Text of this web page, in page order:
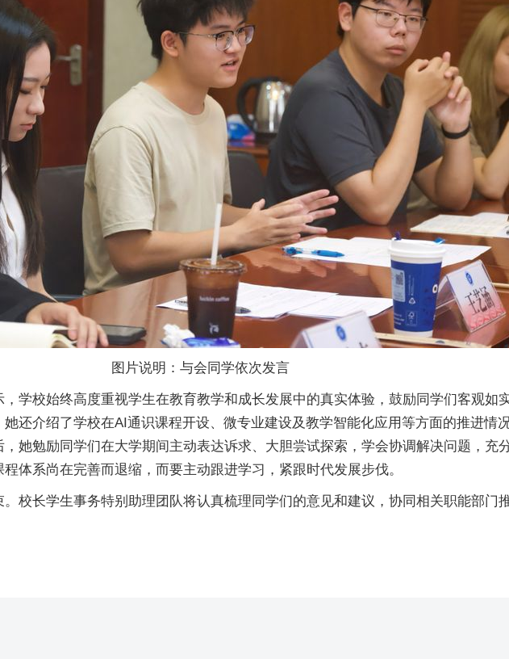
图片说明：与会同学依次发言
学校始终高度重视学生在教育教学和成长发展中的真实体验，鼓励同学们客观如
还介绍了学校在AI通识课程开设、微专业建设及教学智能化应用等方面的推进情
她勉励同学们在大学期间主动表达诉求、大胆尝试探索，学会协调解决问题，充
体系尚在完善而退缩，而要主动跟进学习，紧跟时代发展步伐。
校长学生事务特别助理团队将认真梳理同学们的意见和建议，协同相关职能部门